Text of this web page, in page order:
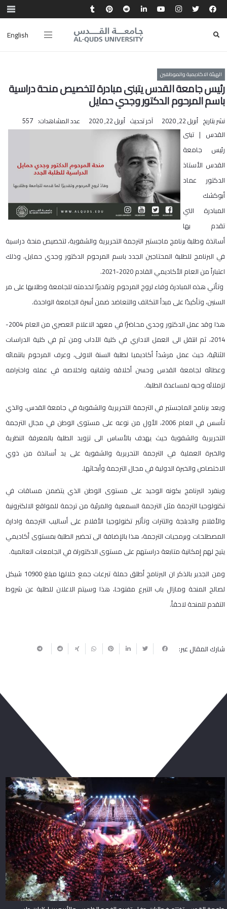
English
الهيئة الاكاديمية والموظفين
رئيس جامعة القدس يتبنى مبادرة لتخصيص منحة دراسية
باسم المرحوم الدكتور وجدي حمايل
نشر بتاريخ أبريل 22, 2020 آخر تحديث أبريل 22, 2020 عدد المشاهدات: 557
القدس | تبنى
رئيس جامعة
القدس الأستاذ
الدكتور عماد
أبوكشك
المبادرة التي
تقدم بها
أساتذة وطلبة برنامج ماجستير الترجمة التحريرية والشفوية، لتخصيص منحة دراسية
في البرنامج للطلبة المحتاجين الجدد باسم المرحوم الدكتور وجدي حمايل، وذلك
اعتباراً من العام الأكاديمي القادم 2020-2021.
وتأتي هذه المبادرة وفاء لروح المرحوم وتقديرًا لخدمته للجامعة وطلابها على مر
السنين، وتأكيدًا على مبدأ التكاتف والتعاضد ضمن أسرة الجامعة الواحدة.
هذا وقد عمل الدكتور وجدي محاضرًا في معهد الاعلام العصري من العام 2004-
2014، ثم انتقل الى العمل الاداري في كلية الآداب ومن ثم في كلية الدراسات
الثنائية، حيث عمل مرشداً أكاديميا لطلبة السنة الاولى، وعرف المرحوم بانتمائه
وعطائه لجامعة القدس وحسن أخلاقه وتفانيه واخلاصه في عمله واحترامه
لزملائه وحبه لمساعدة الطلبة.
ويعد برنامج الماجستير في الترجمة التحريرية والشفوية في جامعة القدس، والذي
تأسس في العام 2006، الأول من نوعه على مستوى الوطن في مجال الترجمة
التحريرية والشفوية حيث يهدف بالأساس الى تزويد الطلبة بالمعرفة النظرية
والخبرة العملية في الترجمة التحريرية والشفوية على يد أساتذة من ذوي
الاختصاص والخبرة الدولية في مجال الترجمة وأبحاثها.
وينفرد البرنامج بكونه الوحيد على مستوى الوطن الذي يتضمن مساقات في
تكنولوجيا الترجمة مثل الترجمة السمعية والمرئية من ترجمة للمواقع الالكترونية
والأفلام والدبلجة والتترات وتأثير تكنولوجيا الأفلام على أساليب الترجمة وادارة
المصطلحات وبرمجيات الترجمة، هذا بالإضافة الى تحضير الطلبة بمستوى أكاديمي
يتيح لهم إمكانية متابعة دراستهم على مستوى الدكتوراة في الجامعات العالمية.
ومن الجدير بالذكر ان البرنامج أطلق حملة تبرعات جمع خلالها مبلغ 10900 شيكل
لصالح المنحة ومازال باب التبرع مفتوحا، هذا وسيتم الاعلان للطلبة عن شروط
التقدم للمنحة لاحقاً.
شارك المقال عبر: